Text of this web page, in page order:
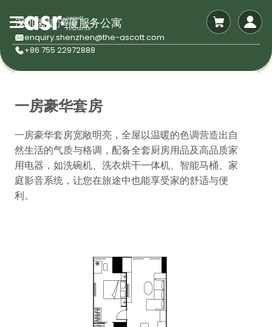
深圳盛捷湾厦服务公寓
enquiry.shenzhen@the-ascott.com
+86 755 22972888
一房豪华套房
一房豪华套房宽敞明亮，全屋以温暖的色调营造出自
然生活的气质与格调，配备全套厨房用品及高品质家
用电器，如洗碗机、洗衣烘干一体机、智能马桶、家
庭影音系统，让您在旅途中也能享受家的舒适与便
利。